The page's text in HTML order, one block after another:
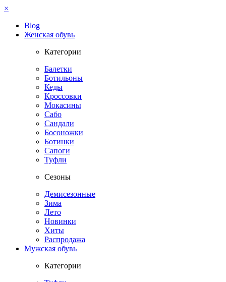
×
Blog
Женская обувь
Категории
Балетки
Ботильоны
Кеды
Кроссовки
Мокасины
Сабо
Сандали
Босоножки
Ботинки
Сапоги
Туфли
Сезоны
Демисезонные
Зима
Лето
Новинки
Хиты
Распродажа
Мужская обувь
Категории